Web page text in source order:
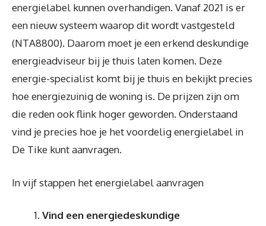
energielabel kunnen overhandigen. Vanaf 2021 is er
een nieuw systeem waarop dit wordt vastgesteld
(NTA8800). Daarom moet je een erkend deskundige
energieadviseur bij je thuis laten komen. Deze
energie-specialist komt bij je thuis en bekijkt precies
hoe energiezuinig de woning is. De prijzen zijn om
die reden ook flink hoger geworden. Onderstaand
vind je precies hoe je het voordelig energielabel in
De Tike kunt aanvragen.
In vijf stappen het energielabel aanvragen
Vind een energiedeskundige